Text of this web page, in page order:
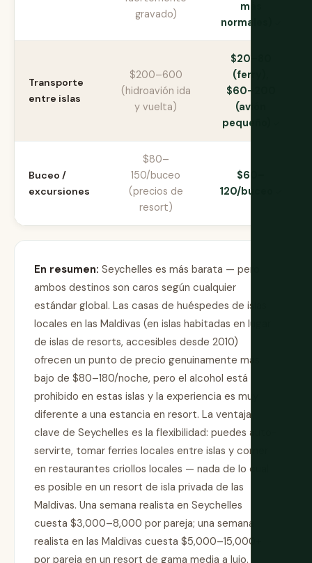
gravado)
más
normales)
Transporte
entre islas
$200–600
(hidroavión ida
y vuelta)
$20–80
(ferry),
$60–200
(avión
pequeño)
Buceo /
excursiones
$80–
150/buceo
(precios de
resort)
$60–
120/buceo
En resumen: Seychelles es más barata — pero
ambos destinos son caros según cualquier
estándar global. Las casas de huéspedes de islas
locales en las Maldivas (en islas habitadas en lugar
de islas de resorts, accesibles desde 2010)
ofrecen un punto de precio genuinamente más
bajo de $80–180/noche, pero el alcohol está
prohibido en estas islas y la experiencia es muy
diferente a una estancia en resort. La ventaja
clave de Seychelles es la flexibilidad: puedes auto-
servirte, tomar ferries locales entre islas y comer
en restaurantes criollos locales — nada de lo cual
es posible en un resort de isla privada de las
Maldivas. Una semana realista en Seychelles
cuesta $3,000–8,000 por pareja; una semana
realista en las Maldivas cuesta $5,000–15,000+
por pareja en un resort de gama media a lujo.